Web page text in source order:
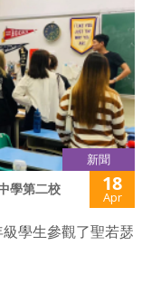
新聞
學第二校 18
Apr
學生參觀了聖若瑟